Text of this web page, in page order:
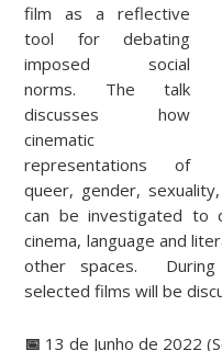
film as a reflective
tool for debating
imposed social
norms. The talk
discusses how
cinematic
representations of
queer, gender,
can be investigated to
cinema, language and
other spaces.
selected films will be
📅 13 de Junho de 2022